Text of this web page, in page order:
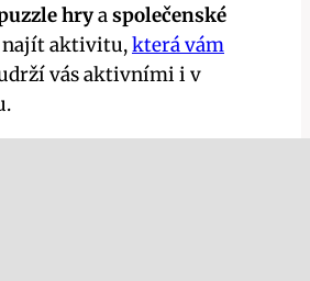
hryaspolečenské
najít aktivitu,která vám
vás aktivními i v